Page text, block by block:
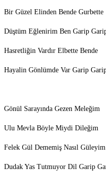
Bir Güzel Elinden Bende Gurbette
Düştüm Eğlenirim Ben Garip
Hasretliğin Vardır Elbette Bende
Hayalin Gönlümde Var Garip
Gönül Sarayında Gezen Meleğim
Ulu Mevla Böyle Miydi Dileğim
Felek Gül Dememiş Nasıl Güleyim
Dudak Yas Tutmuyor Dil Garip